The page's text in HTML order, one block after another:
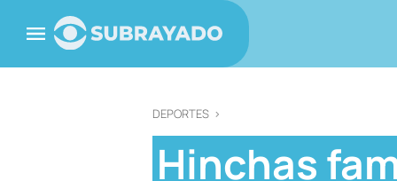
DEPORTES >
Hinchas